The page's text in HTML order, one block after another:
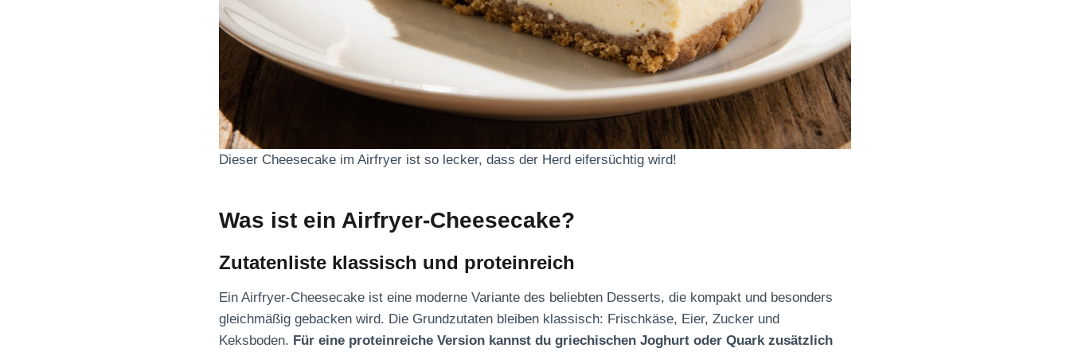
Dieser Cheesecake im Airfryer ist so lecker, dass der Herd eifersüchtig wird!
Was ist ein Airfryer-Cheesecake?
Zutatenliste klassisch und proteinreich
Ein Airfryer-Cheesecake ist eine moderne Variante des beliebten Desserts, die kompakt und besonders
gleichmäßig gebacken wird. Die Grundzutaten bleiben klassisch: Frischkäse, Eier, Zucker und
Keksboden. Für eine proteinreiche Version kannst du griechischen Joghurt oder Quark zusätzlich